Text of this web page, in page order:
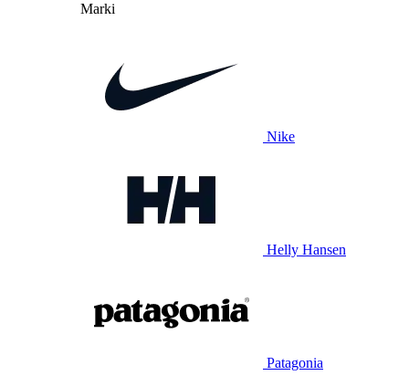
Marki
Nike
Helly Hansen
Patagonia